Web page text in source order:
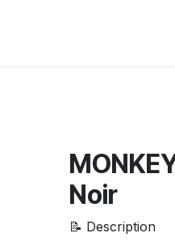
Noir
📝 Description